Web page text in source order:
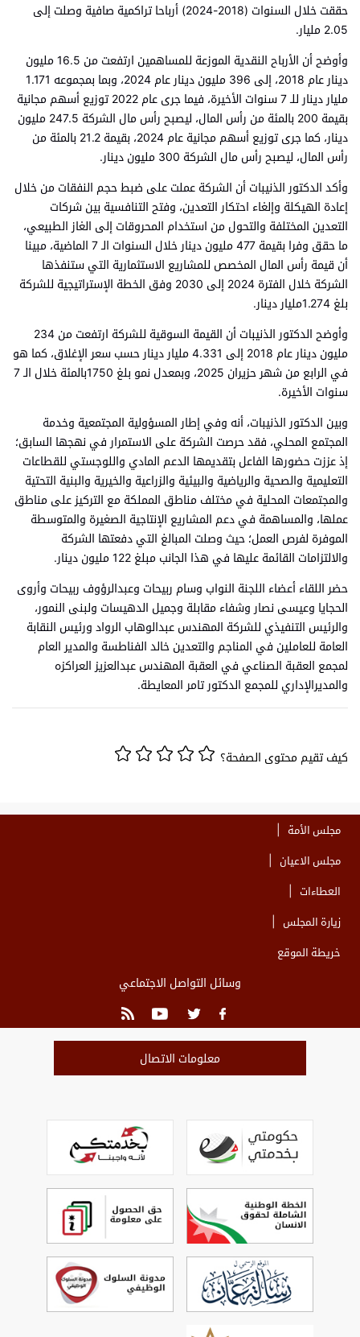
حققت خلال السنوات (2018-2024) أرباحا تراكمية صافية وصلت إلى
2.05 مليار.
وأوضح أن الأرباح النقدية الموزعة للمساهمين ارتفعت من 16.5 مليون
دينار عام 2018، إلى 396 مليون دينار عام 2024، وبما بمجموعه 1.171
مليار دينار للـ 7 سنوات الأخيرة، فيما جرى عام 2022 توزيع أسهم مجانية
بقيمة 200 بالمئة من رأس المال، ليصبح رأس مال الشركة 247.5 مليون
دينار، كما جرى توزيع أسهم مجانية عام 2024، بقيمة 21.2 بالمئة من
رأس المال، ليصبح رأس مال الشركة 300 مليون دينار.
وأكد الدكتور الذنيبات أن الشركة عملت على ضبط حجم النفقات من خلال
إعادة الهيكلة وإلغاء احتكار التعدين، وفتح التنافسية بين شركات
التعدين المختلفة والتحول من استخدام المحروقات إلى الغاز الطبيعي،
ما حقق وفرا بقيمة 477 مليون دينار خلال السنوات الـ 7 الماضية، مبينا
أن قيمة رأس المال المخصص للمشاريع الاستثمارية التي ستنفذها
الشركة خلال الفترة 2024 إلى 2030 وفق الخطة الإستراتيجية للشركة
بلغ 1.274مليار دينار.
وأوضح الدكتور الذنيبات أن القيمة السوقية للشركة ارتفعت من 234
مليون دينار عام 2018 إلى 4.331 مليار دينار حسب سعر الإغلاق، كما هو
في الرابع من شهر حزيران 2025، وبمعدل نمو بلغ 1750بالمئة خلال الـ 7
سنوات الأخيرة.
وبين الدكتور الذنيبات، أنه وفي إطار المسؤولية المجتمعية وخدمة
المجتمع المحلي، فقد حرصت الشركة على الاستمرار في نهجها السابق؛
إذ عززت حضورها الفاعل بتقديمها الدعم المادي واللوجستي للقطاعات
التعليمية والصحية والرياضية والبيئية والزراعية والخيرية والبنية التحتية
والمجتمعات المحلية في مختلف مناطق المملكة مع التركيز على مناطق
عملها، والمساهمة في دعم المشاريع الإنتاجية الصغيرة والمتوسطة
الموفرة لفرص العمل؛ حيث وصلت المبالغ التي دفعتها الشركة
والالتزامات القائمة عليها في هذا الجانب مبلغ 122 مليون دينار.
حضر اللقاء أعضاء اللجنة النواب وسام ربيحات وعبدالرؤوف ربيحات وأروى
الحجايا وعيسى نصار وشفاء مقابلة وجميل الدهيسات ولبنى النمور،
والرئيس التنفيذي للشركة المهندس عبدالوهاب الرواد ورئيس النقابة
العامة للعاملين في المناجم والتعدين خالد الفناطسة والمدير العام
لمجمع العقبة الصناعي في العقبة المهندس عبدالعزيز العراكزه
والمديرالإداري للمجمع الدكتور تامر المعايطة.
كيف تقيم محتوى الصفحة؟
مجلس الأمة
مجلس الاعيان
العطاءات
زيارة المجلس
خريطة الموقع
وسائل التواصل الاجتماعي
معلومات الاتصال